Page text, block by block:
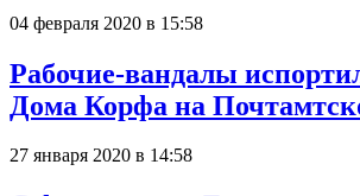
04 февраля 2020 в 15:58
Рабочие-вандалы
Дома Корфа на
27 января 2020 в 14:58